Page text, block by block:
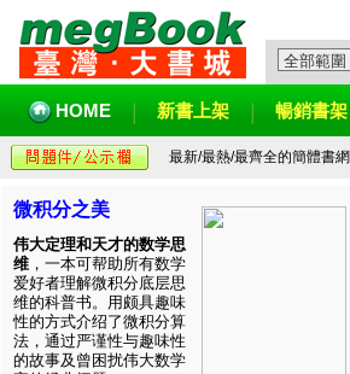
HOME 新書上架 暢銷書架
最新/最熱/最齊全的簡體書網
微积分之美
伟大定理和天才的数学思
维 ，一本可帮助所有数学
爱好者理解微积分底层思
维的科普书。用颇具趣味
性的方式介绍了微积分算
法，通过严谨性与趣味性
的故事及曾困扰伟大数学